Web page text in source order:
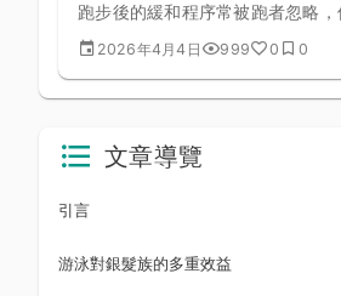
跑步後的緩和程序常被跑者忽略，
防傷害、加速恢復的最重要投資之
2026年4月4日 999 0 0
文章導覽
引言
游泳對銀髮族的多重效益